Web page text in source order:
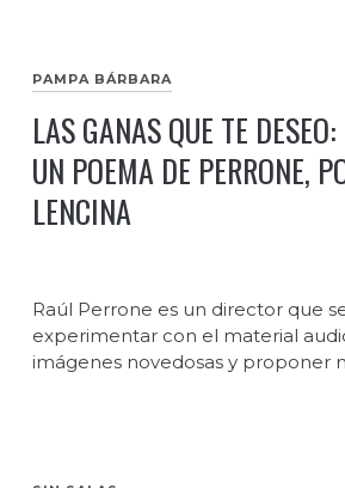
PAMPA BÁRBARA
LAS GANAS QUE TE
UN POEMA DE PERRONE,
LENCINA
Raúl Perrone es un director que
experimentar con el material
imágenes novedosas y proponer